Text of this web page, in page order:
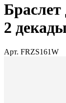
2
Арт. FRZS161W